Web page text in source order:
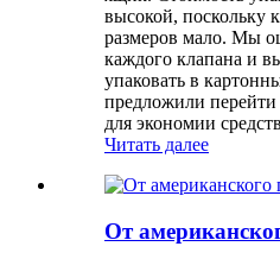
высокой, поскольку
размеров мало. Мы
каждого клапана и
упаковать в
предложили
для экономии
Читать далее
От